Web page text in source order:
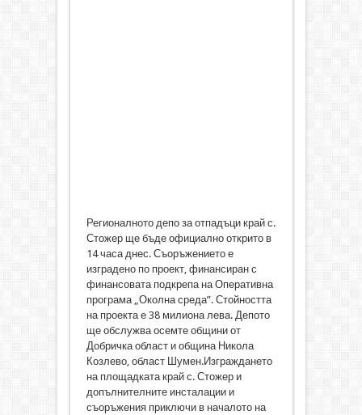
Регионалното депо за отпадъци край с.
Стожер ще бъде официално открито в
14 часа днес. Съоръжението е
изградено по проект, финансиран с
финансовата подкрепа на Оперативна
програма „Околна среда”. Стойността
на проекта е 38 милиона лева. Депото
ще обслужва осемте общини от
Добричка област и община Никола
Козлево, област Шумен.Изграждането
на площадката край с. Стожер и
допълнителните инсталации и
съоръжения приключи в началото на